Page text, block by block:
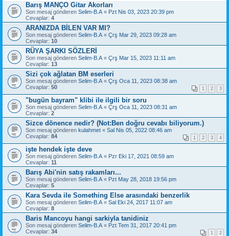
Barış MANÇO Gitar Akorları
Son mesaj gönderen Selim-B.A « Pzt Nis 03, 2023 20:39 pm
Cevaplar: 4
ARANIZDA BİLEN VAR MI?
Son mesaj gönderen Selim-B.A « Çrş Mar 29, 2023 09:28 am
Cevaplar: 10
RÜYA ŞARKI SÖZLERİ
Son mesaj gönderen Selim-B.A « Çrş Mar 15, 2023 11:11 am
Cevaplar: 13
Sizi çok ağlatan BM eserleri
Son mesaj gönderen Selim-B.A « Çrş Oca 11, 2023 08:38 am
Cevaplar: 50 1 2 3
"bugün bayram" klibi ile ilgili bir soru
Son mesaj gönderen Selim-B.A « Çrş Oca 11, 2023 08:31 am
Cevaplar: 2
Sizce dönence nedir? (Not:Ben doğru cevabı biliyorum.)
Son mesaj gönderen kulahmet « Sal Nis 05, 2022 08:46 am
Cevaplar: 84 1 2 3 4
işte hendek işte deve
Son mesaj gönderen Selim-B.A « Pzr Eki 17, 2021 08:59 am
Cevaplar: 11
Barış Abi'nin satış rakamları...
Son mesaj gönderen Selim-B.A « Pzt May 28, 2018 19:56 pm
Cevaplar: 5
Kara Sevda ile Something Else arasındaki benzerlik
Son mesaj gönderen Selim-B.A « Sal Eki 24, 2017 11:07 am
Cevaplar: 8
Baris Mancoyu hangi sarkiyla tanidiniz
Son mesaj gönderen Selim-B.A « Pzt Tem 31, 2017 20:41 pm
Cevaplar: 34 1 2